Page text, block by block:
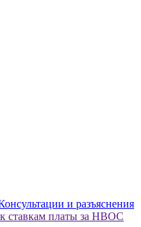
и разъяснения
ставкам платы за НВОС